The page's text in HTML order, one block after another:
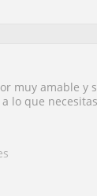
muy amable y
lo que